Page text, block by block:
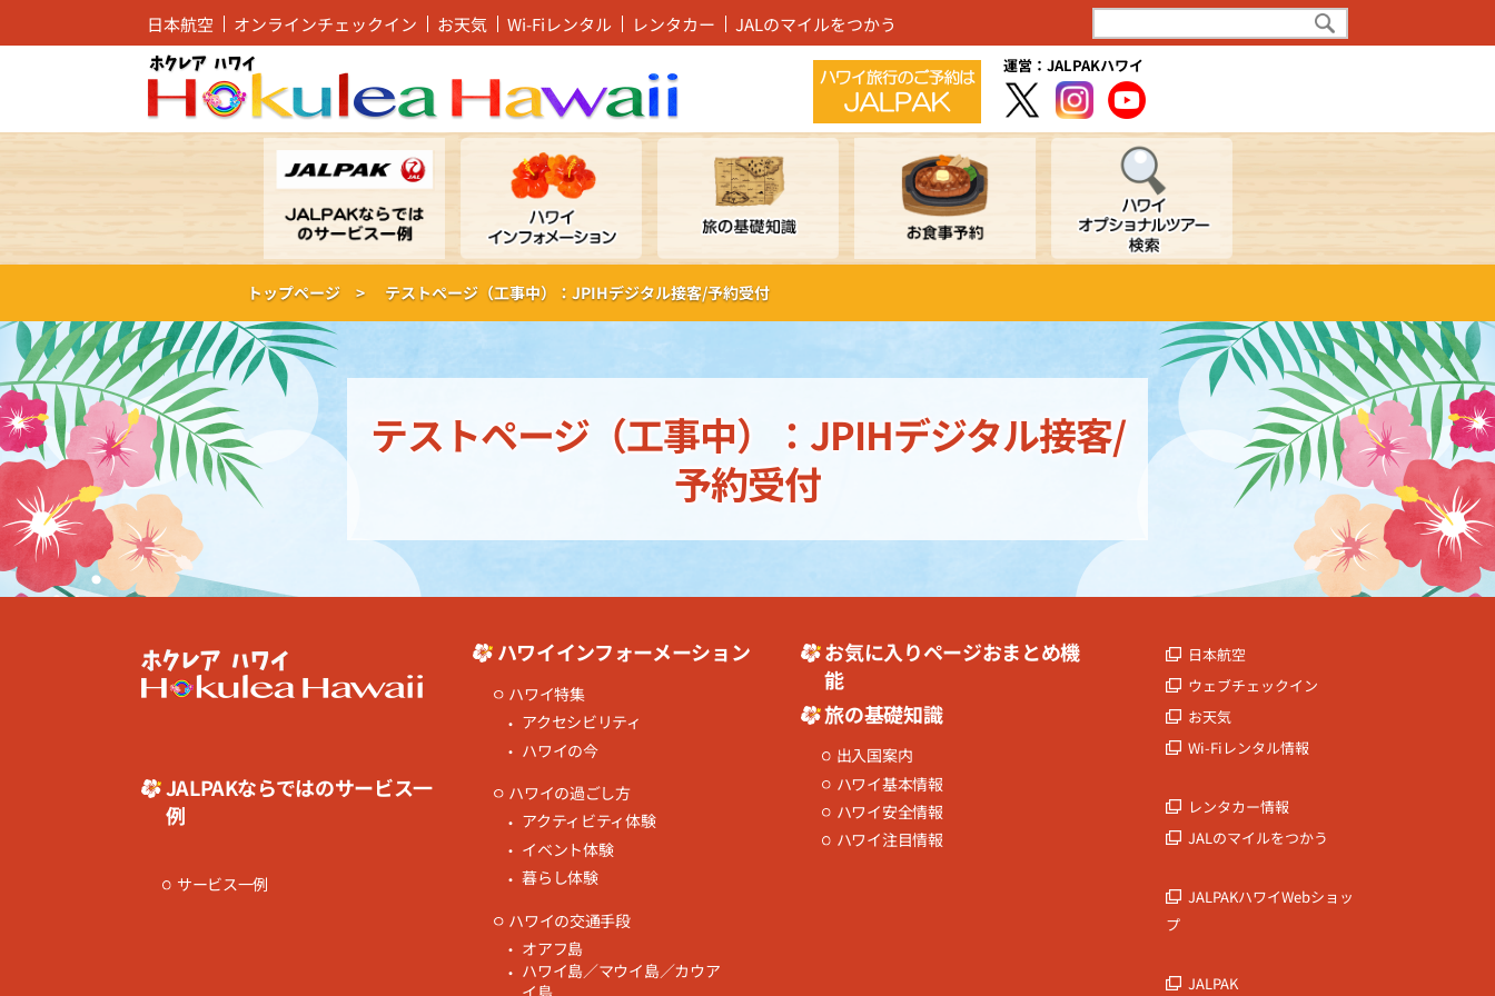
日本航空 オンラインチェックイン お天気 Wi-Fiレンタル レンタカー JALのマイルをつかう
運営：JALPAKハワイ
トップページ > テストページ（工事中）：JPIHデジタル接客/予約受付
テストページ（工事中）：JPIHデジタル接客/
予約受付
JALPAKならではのサービス一
例
サービス一例
ハワイインフォーメーション
ハワイ特集
アクセシビリティ
ハワイの今
ハワイの過ごし方
アクティビティ体験
イベント体験
暮らし体験
ハワイの交通手段
オアフ島
ハワイ島／マウイ島／カウア
お気に入りページおまとめ機
能
旅の基礎知識
出入国案内
ハワイ基本情報
ハワイ安全情報
ハワイ注目情報
日本航空
ウェブチェックイン
お天気
Wi-Fiレンタル情報
レンタカー情報
JALのマイルをつかう
JALPAKハワイWebショッ
プ
JALPAK